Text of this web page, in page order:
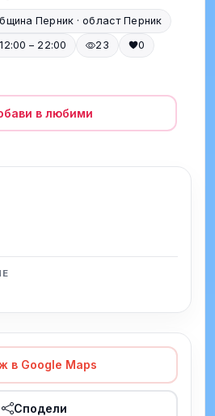
Перник · област Перник
12:00 – 22:00 23
0
в любими
в Google Maps
Сподели